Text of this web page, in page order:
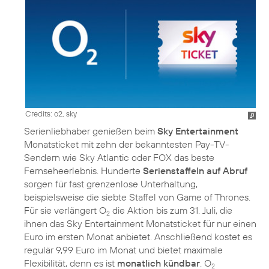
Credits: o2, sky
Serienliebhaber genießen beim Sky Entertainment
Monatsticket mit zehn der bekanntesten Pay-TV-
Sendern wie Sky Atlantic oder FOX das beste
Fernseheerlebnis. Hunderte Serienstaffeln auf Abruf
sorgen für fast grenzenlose Unterhaltung,
beispielsweise die siebte Staffel von Game of Thrones.
Für sie verlängert O2 die Aktion bis zum 31. Juli, die
ihnen das Sky Entertainment Monatsticket für nur einen
Euro im ersten Monat anbietet. Anschließend kostet es
regulär 9,99 Euro im Monat und bietet maximale
Flexibilität, denn es ist monatlich kündbar. O2